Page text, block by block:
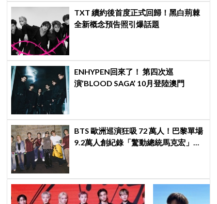
TXT 續約後首度正式回歸！黑白荊棘
全新概念預告照引爆話題
ENHYPEN回來了！ 第四次巡
演’BLOOD SAGA’ 10月登陸澳門
BTS 歐洲巡演狂吸 72 萬人！巴黎單場
9.2萬人創紀錄「驚動總統馬克宏」下